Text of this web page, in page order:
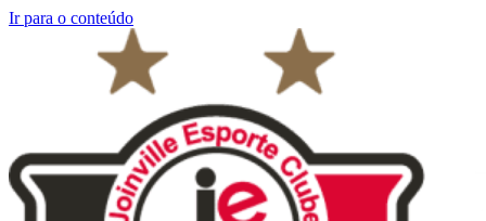
Ir para o conteúdo